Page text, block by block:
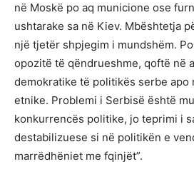
në Moskë po aq municione ose
ushtarake sa në Kiev. Mbështetja
një tjetër shpjegim i mundshëm.
opozitë të qëndrueshme, qoftë në
demokratike të politikës serbe apo
etnike. Problemi i Serbisë është
konkurrencës politike, jo teprimi i
destabilizuese si në politikën e
marrëdhëniet me fqinjët”.